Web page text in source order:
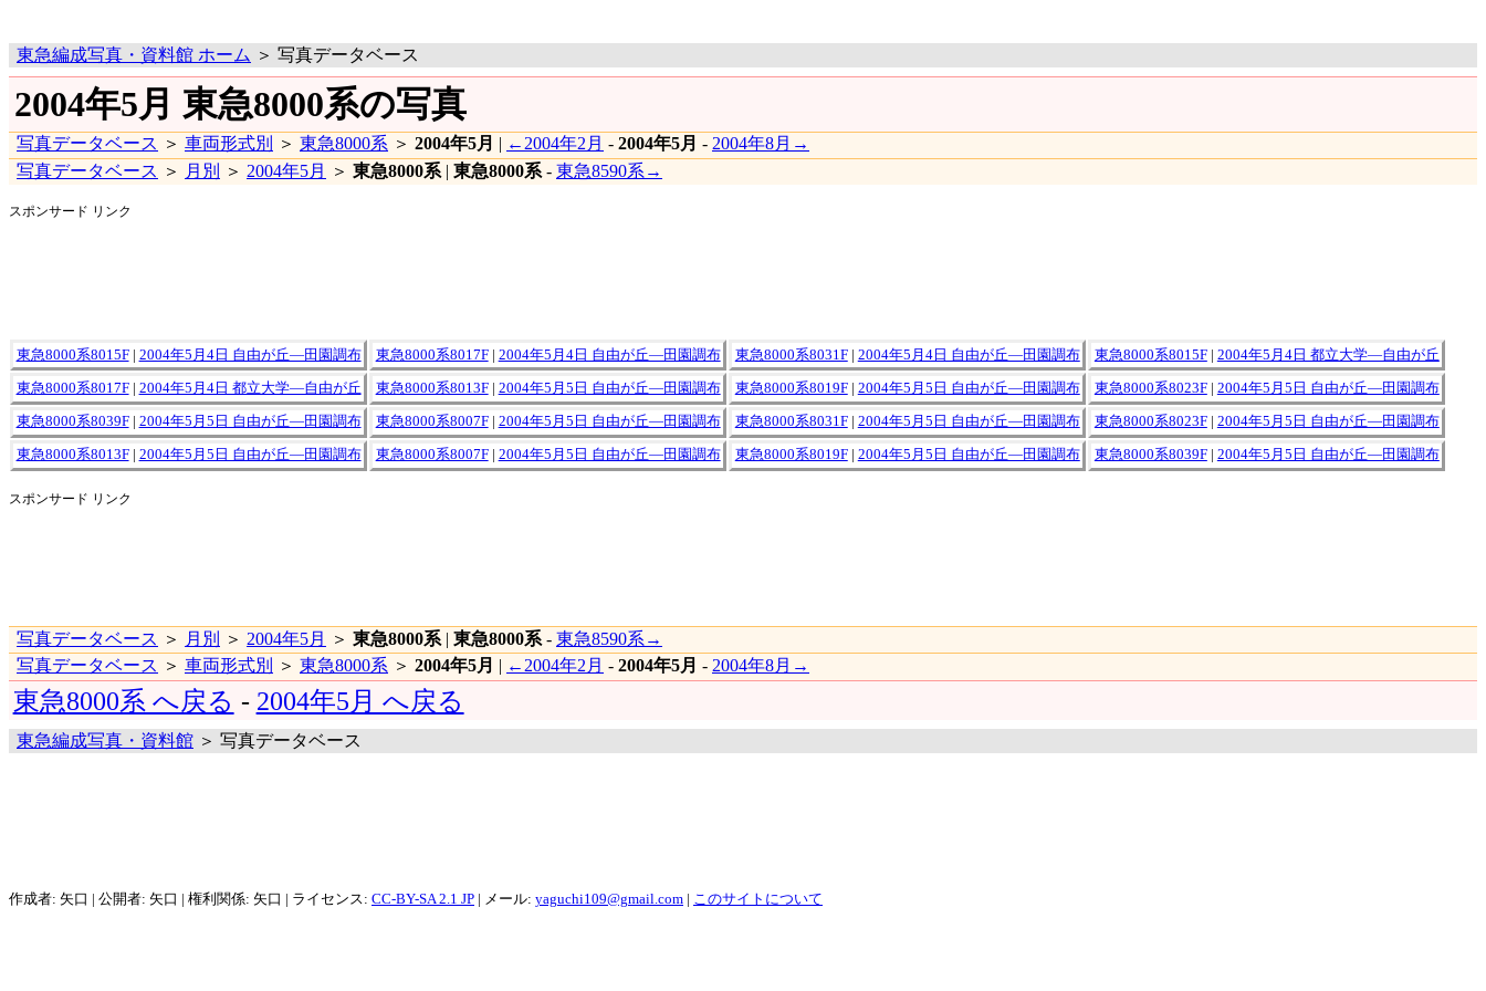
東急編成写真・資料館 ホーム ＞ 写真データベース
2004年5月 東急8000系の写真
写真データベース ＞ 車両形式別 ＞ 東急8000系 ＞ 2004年5月 | ←2004年2月 - 2004年5月 - 2004年8月→
写真データベース ＞ 月別 ＞ 2004年5月 ＞ 東急8000系 | 東急8000系 - 東急8590系→
スポンサード リンク
東急8000系8015F| 2004年5月4日 自由が丘―田園調布 東急8000系8017F| 2004年5月4日 自由が丘―田園調布 東急8000系8031F| 2004年5月4日 自由が丘―田園調布 東急8000系8015F| 2004年5月4日 都立大学―自由が丘
東急8000系8017F| 2004年5月4日 都立大学―自由が丘 東急8000系8013F| 2004年5月5日 自由が丘―田園調布 東急8000系8019F| 2004年5月5日 自由が丘―田園調布 東急8000系8023F| 2004年5月5日 自由が丘―田園調布
東急8000系8039F| 2004年5月5日 自由が丘―田園調布 東急8000系8007F| 2004年5月5日 自由が丘―田園調布 東急8000系8031F| 2004年5月5日 自由が丘―田園調布 東急8000系8023F| 2004年5月5日 自由が丘―田園調布
東急8000系8013F| 2004年5月5日 自由が丘―田園調布 東急8000系8007F| 2004年5月5日 自由が丘―田園調布 東急8000系8019F| 2004年5月5日 自由が丘―田園調布 東急8000系8039F| 2004年5月5日 自由が丘―田園調布
スポンサード リンク
写真データベース ＞ 月別 ＞ 2004年5月 ＞ 東急8000系 | 東急8000系 - 東急8590系→
写真データベース ＞ 車両形式別 ＞ 東急8000系 ＞ 2004年5月 | ←2004年2月 - 2004年5月 - 2004年8月→
東急8000系 へ戻る - 2004年5月 へ戻る
東急編成写真・資料館 ＞ 写真データベース
作成者: 矢口 | 公開者: 矢口 | 権利関係: 矢口 | ライセンス: CC-BY-SA 2.1 JP | メール: yaguchi109@gmail.com このサイトについて